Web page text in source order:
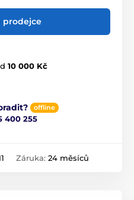
prodejce
10 000 Kč
offline
400 255
Záruka: 24 měsíců